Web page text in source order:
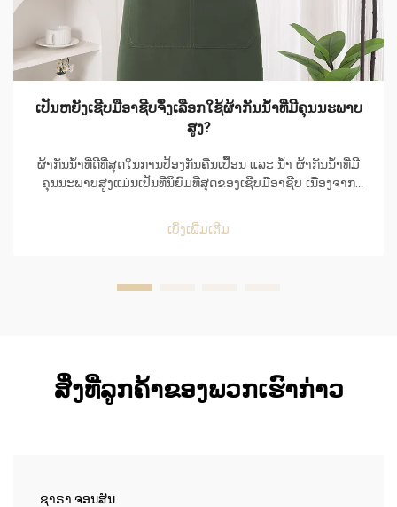
ເປັນຫຍັງເຊີບມືອາຊີບຈຶ່ງເລືອກໃຊ້ຜ້າກັນນ້ຳທີ່ມີຄຸນນະພາບ
ສູງ?
ຜ້າກັນນ້ຳທີ່ດີທີ່ສຸດໃນການປ້ອງກັນຄືນເປື້ອນ ແລະ ນ້ຳ ຜ້າກັນນ້ຳທີ່ມີ
ຄຸນນະພາບສູງແມ່ນເປັນທີ່ນິຍົມທີ່ສຸດຂອງເຊີບມືອາຊີບ ເນື່ອງຈາກ
ຍັງເຮັດໃຫ້ໃຊ້ງ່າຍໃນສະພາບແວດລ້ອມທີ່ເຕັມໄປດ້ວຍຄວາມເຄັ່ງຕຶງ
ຂອງຄິດເຊີນ...
ເບິ່ງເພີ່ມເຕີມ
ສິ່ງທີ່ລູກຄ້າຂອງພວກເຮົາກ່າວ
ຊາຣາ ຈອນສັນ